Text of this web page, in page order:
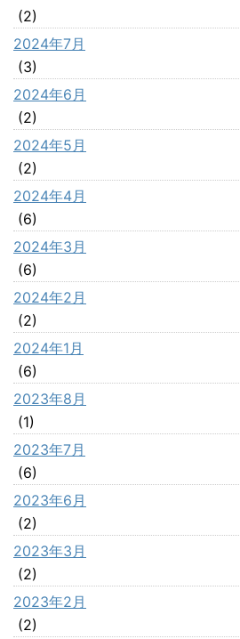
(2)
2024年7月
(3)
2024年6月
(2)
2024年5月
(2)
2024年4月
(6)
2024年3月
(6)
2024年2月
(2)
2024年1月
(6)
2023年8月
(1)
2023年7月
(6)
2023年6月
(2)
2023年3月
(2)
2023年2月
(2)